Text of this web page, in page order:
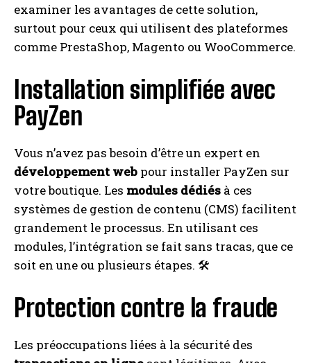
examiner les avantages de cette solution,
surtout pour ceux qui utilisent des plateformes
comme PrestaShop, Magento ou WooCommerce.
Installation simplifiée avec
PayZen
Vous n’avez pas besoin d’être un expert en
développement web pour installer PayZen sur
votre boutique. Les modules dédiés à ces
systèmes de gestion de contenu (CMS) facilitent
grandement le processus. En utilisant ces
modules, l’intégration se fait sans tracas, que ce
soit en une ou plusieurs étapes. 🛠️
Protection contre la fraude
Les préoccupations liées à la sécurité des